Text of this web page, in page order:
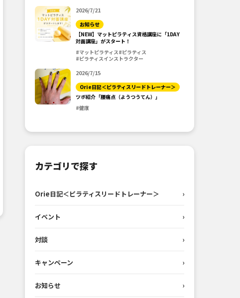
2026/7/21
お知らせ
【NEW】マットピラティス資格講座に「1DAY
対面講座」がスタート！
#マットピラティス#ピラティス
#ピラティスインストラクター
2026/7/15
Orie日記＜ピラティスリードトレーナー＞
ツボ紹介「腰痛点（ようつうてん）」
#健康
カテゴリで探す
Orie日記＜ピラティスリードトレーナー＞ ›
イベント ›
対談 ›
キャンペーン ›
お知らせ ›